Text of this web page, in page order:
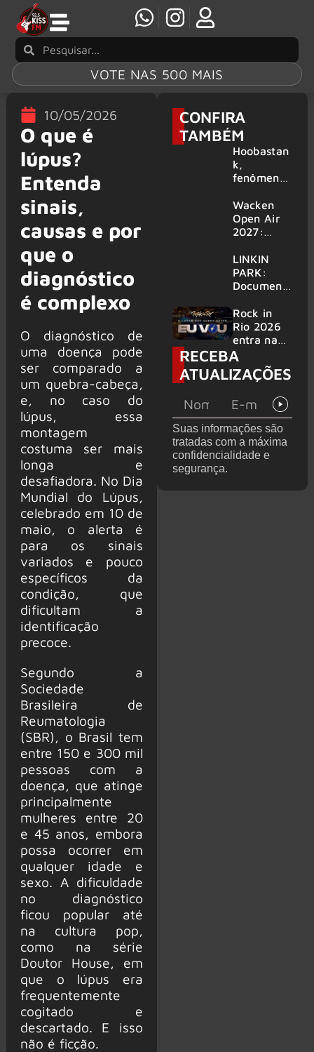
VOTE NAS 500 MAIS
10/05/2026
O que é
lúpus?
Entenda
sinais,
causas e por
que o
diagnóstico
é complexo
O diagnóstico de
uma doença pode
ser comparado a
um quebra-cabeça,
e, no caso do
lúpus, essa
montagem
costuma ser mais
longa e
desafiadora. No Dia
Mundial do Lúpus,
celebrado em 10 de
maio, o alerta é
para os sinais
variados e pouco
específicos da
condição, que
dificultam a
identificação
precoce.
Segundo a
Sociedade
Brasileira de
Reumatologia
(SBR), o Brasil tem
entre 150 e 300 mil
pessoas com a
doença, que atinge
principalmente
mulheres entre 20
e 45 anos, embora
possa ocorrer em
qualquer idade e
sexo. A dificuldade
no diagnóstico
ficou popular até
na cultura pop,
como na série
Doutor House, em
que o lúpus era
frequentemente
cogitado e
descartado. E isso
não é ficção.
CONFIRA
TAMBÉM
Hoobastan
k,
fenômeno
rock anos
2000,
volta ao
6 shows
Wacken
Open Air
2027:
amplia
line-up e
já
mais de 50
bandas
LINKIN
PARK:
Document
‘Unshatter’
e álbum ao
vivo são
anunciados
Rock in
Rio 2026
entra na
reta final
com
Cidade do
montagem
acelerada
e line-up
completo
confirmad
RECEBA
ATUALIZAÇÕES
Suas informações são
tratadas com a máxima
confidencialidade e
segurança.